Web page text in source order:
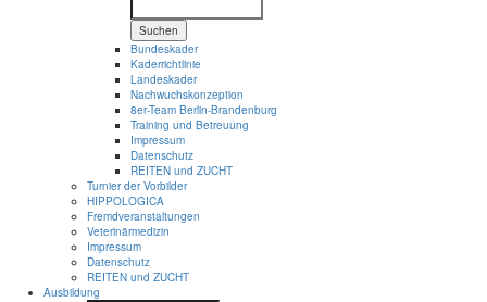
Suchen
Bundeskader
Kaderrichtlinie
Landeskader
Nachwuchskonzeption
8er-Team Berlin-Brandenburg
Training und Betreuung
Impressum
Datenschutz
REITEN und ZUCHT
Turnier der Vorbilder
HIPPOLOGICA
Fremdveranstaltungen
Veterinärmedizin
Impressum
Datenschutz
REITEN und ZUCHT
Ausbildung